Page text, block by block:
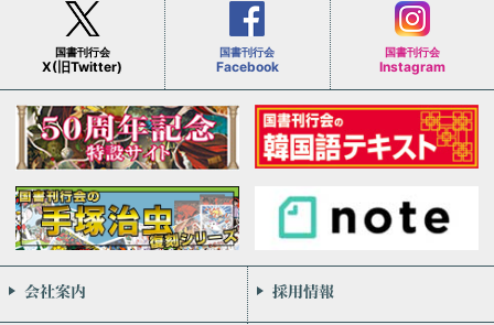
国書刊行会
X(旧Twitter)
国書刊行会
Facebook
国書刊行会
Instagram
会社案内